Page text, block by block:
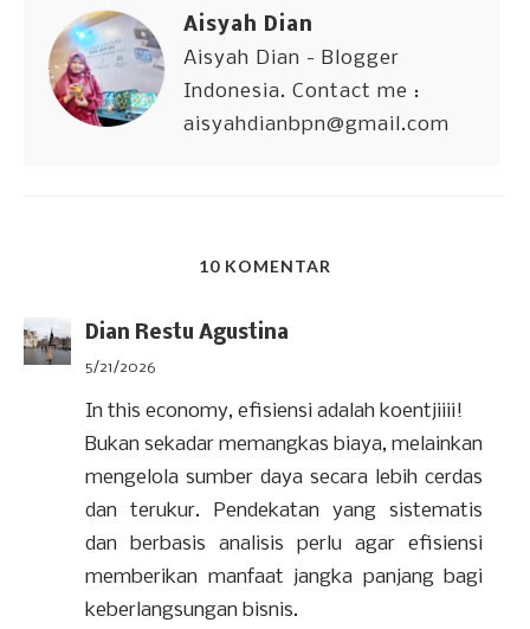
Aisyah Dian
Aisyah Dian - Blogger
Indonesia. Contact me :
aisyahdianbpn@gmail.com
10 KOMENTAR
Dian Restu Agustina
5/21/2026
In this economy, efisiensi adalah koentjiiii!
Bukan sekadar memangkas biaya, melainkan
mengelola sumber daya secara lebih cerdas
dan terukur. Pendekatan yang sistematis
dan berbasis analisis perlu agar efisiensi
memberikan manfaat jangka panjang bagi
keberlangsungan bisnis.